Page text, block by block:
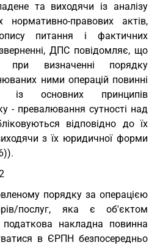
та виходячи із аналізу
правових актів,
питання і фактичних
ДПС повідомляє, що
при визначенні порядку
ними операцій повинні
із основних принципів
- превалювання сутності над
відповідно до їх
з їх юридичної форми
порядку за операцією
послуг, яка є об'єктом
накладна повинна
в ЄРПН безпосередньо